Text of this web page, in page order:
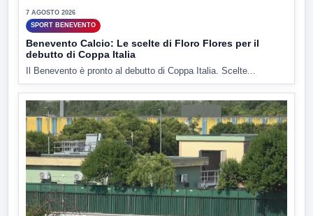
7 AGOSTO 2026
SPORT BENEVENTO
Benevento Calcio: Le scelte di Floro Flores per il
debutto di Coppa Italia
Il Benevento è pronto al debutto di Coppa Italia. Scelte...